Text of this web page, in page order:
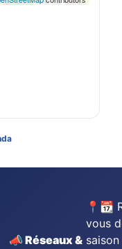
📣 Réseaux &
📍📆
vous
saison